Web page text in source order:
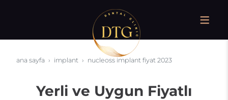
ana sayfa i̇mplant nucleoss i̇mplant fiyat 2023
Yerli ve Uygun Fiyatlı